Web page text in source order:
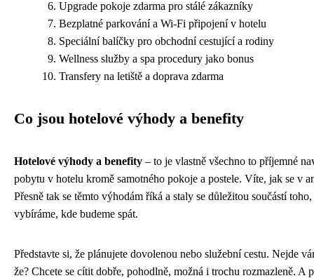
Upgrade pokoje zdarma pro stálé zákazníky
Bezplatné parkování a Wi-Fi připojení v hotelu
Speciální balíčky pro obchodní cestující a rodiny
Wellness služby a spa procedury jako bonus
Transfery na letiště a doprava zdarma
Co jsou hotelové výhody a benefity
Hotelové výhody a benefity – to je vlastně všechno to příjemné
pobytu v hotelu kromě samotného pokoje a postele. Víte, jak se v
Přesně tak se těmto výhodám říká a staly se důležitou součástí
vybíráme, kde budeme spát.
Představte si, že plánujete dovolenou nebo služební cestu. Nejde
že? Chcete se cítit dobře, pohodlně, možná i trochu rozmazleně. A